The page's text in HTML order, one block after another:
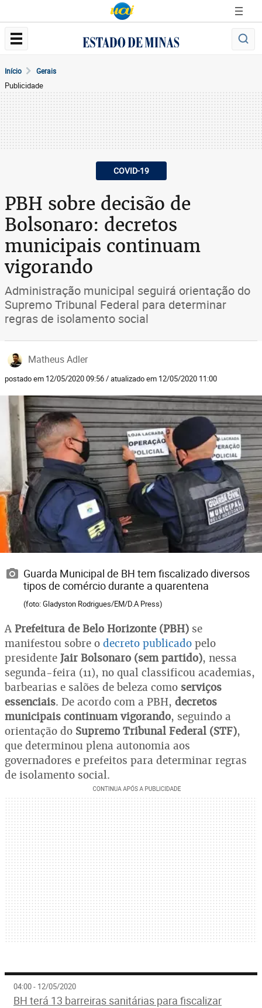
Início Gerais
Publicidade
COVID-19
PBH sobre decisão de
Bolsonaro: decretos
municipais continuam
vigorando
Administração municipal seguirá orientação do
Supremo Tribunal Federal para determinar
regras de isolamento social
Matheus Adler
postado em 12/05/2020 09:56 / atualizado em 12/05/2020 11:00
Guarda Municipal de BH tem fiscalizado diversos
tipos de comércio durante a quarentena
(foto: Gladyston Rodrigues/EM/D.A Press)
A Prefeitura de Belo Horizonte (PBH) se
manifestou sobre o decreto publicado pelo
presidente Jair Bolsonaro (sem partido), nessa
segunda-feira (11), no qual classificou academias,
barbearias e salões de beleza como serviços
essenciais. De acordo com a PBH, decretos
municipais continuam vigorando, seguindo a
orientação do Supremo Tribunal Federal (STF),
que determinou plena autonomia aos
governadores e prefeitos para determinar regras
de isolamento social.
04:00 - 12/05/2020
BH terá 13 barreiras sanitárias para fiscalizar